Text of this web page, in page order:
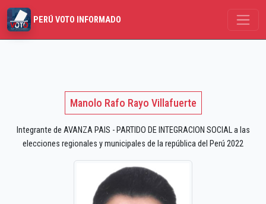
PERÚ VOTO INFORMADO
Manolo Rafo Rayo Villafuerte
Integrante de AVANZA PAIS - PARTIDO DE INTEGRACION SOCIAL a las
elecciones regionales y municipales de la república del Perú 2022